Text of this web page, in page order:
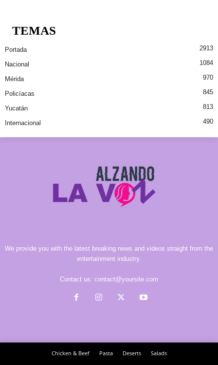
TEMAS
Portada 2913
Nacional 1084
Mérida 970
Policíacas 845
Yucatán 813
Internacional 490
We provide you with the latest breaking news and videos straight from the
entertainment industry.
Contact us: contact@yoursite.com
Chicken & Beef Pasta Deserts
Salads